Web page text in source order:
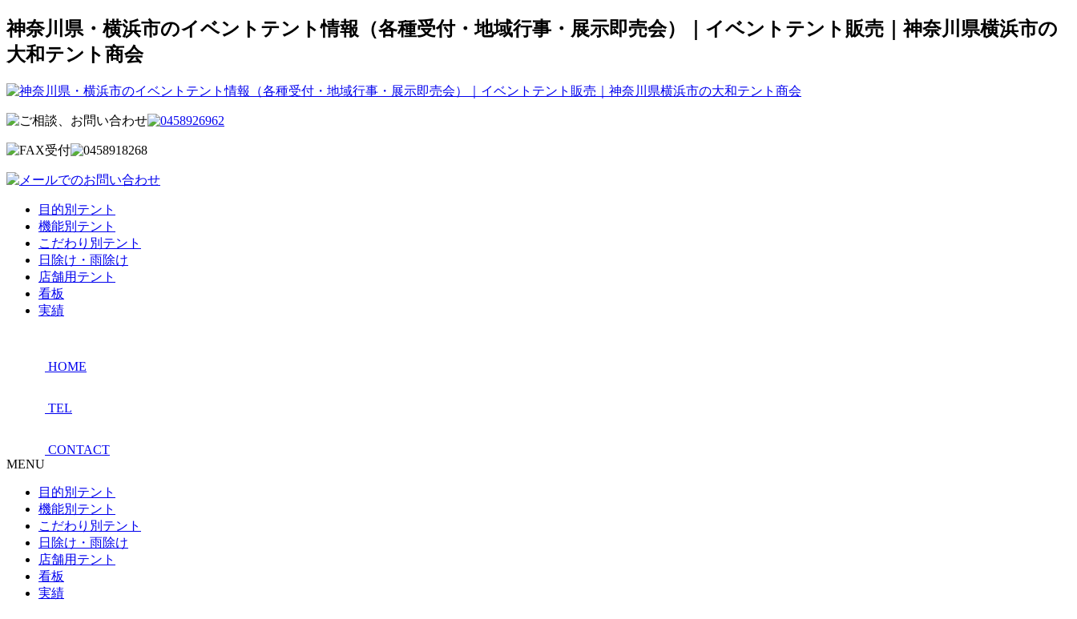
神奈川県・横浜市のイベントテント情報（各種受付・地域行事・展示即売会）｜イベントテント販売｜神奈川県横浜市の
大和テント商会
目的別テント
機能別テント
こだわり別テント
日除け・雨除け
店舗用テント
看板
実績
HOME
TEL
CONTACT
MENU
目的別テント
機能別テント
こだわり別テント
日除け・雨除け
店舗用テント
看板
実績